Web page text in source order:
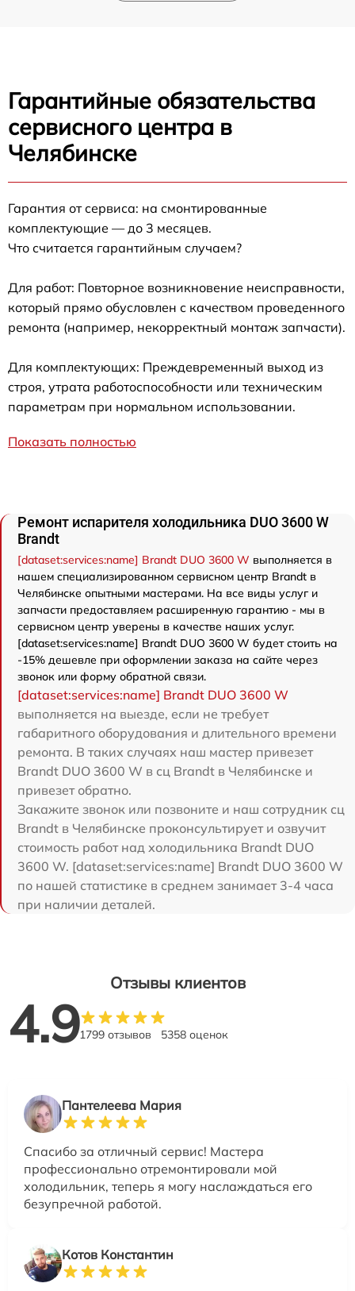
Гарантийные обязательства
сервисного центра в
Челябинске
Гарантия от сервиса: на смонтированные
комплектующие — до 3 месяцев.
Что считается гарантийным случаем?
Для работ: Повторное возникновение неисправности,
который прямо обусловлен с качеством проведенного
ремонта (например, некорректный монтаж запчасти).
Для комплектующих: Преждевременный выход из
строя, утрата работоспособности или техническим
параметрам при нормальном использовании.
Показать полностью
Ремонт испарителя холодильника DUO 3600 W
Brandt
[dataset:services:name] Brandt DUO 3600 W выполняется в
нашем специализированном сервисном центр Brandt в
Челябинске опытными мастерами. На все виды услуг и
запчасти предоставляем расширенную гарантию - мы в
сервисном центр уверены в качестве наших услуг.
[dataset:services:name] Brandt DUO 3600 W будет стоить на
-15% дешевле при оформлении заказа на сайте через
звонок или форму обратной связи.
[dataset:services:name] Brandt DUO 3600 W
выполняется на выезде, если не требует
габаритного оборудования и длительного времени
ремонта. В таких случаях наш мастер привезет
Brandt DUO 3600 W в сц Brandt в Челябинске и
привезет обратно.
Закажите звонок или позвоните и наш сотрудник сц
Brandt в Челябинске проконсультирует и озвучит
стоимость работ над холодильника Brandt DUO
3600 W. [dataset:services:name] Brandt DUO 3600 W
по нашей статистике в среднем занимает 3-4 часа
при наличии деталей.
Отзывы клиентов
4.91799 отзывов 5358 оценок
Пантелеева Мария
Спасибо за отличный сервис! Мастера
профессионально отремонтировали мой
холодильник, теперь я могу наслаждаться его
безупречной работой.
Котов Константин